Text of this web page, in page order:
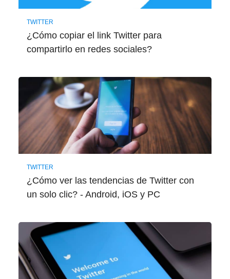
TWITTER
¿Cómo copiar el link Twitter para
compartirlo en redes sociales?
TWITTER
¿Cómo ver las tendencias de Twitter con
un solo clic? - Android, iOS y PC